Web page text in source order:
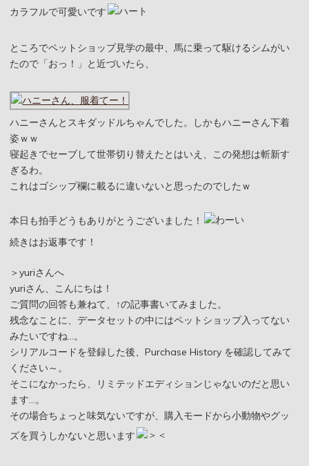
カラフルで可愛いです
ところでペットショップ見学の最中、馬に乗って駆けるシムがい
たので「おっ！」と近づいたら、
ハニーさんとスキダッドルちゃんでした。しかもハニーさん下着
姿ｗｗ
寝起きでセーブして世帯切り替えたとはいえ、この発想は斬新す
ぎるわ。
これはゴシップ欄に載るに違いないと思ったのでしたｗ
本日も拍手どうもありがとうございました！
続きはお返事です！
＞yuriさんへ
yuriさん、こんにちは！
ご質問の回答も兼ねて、↑の記事書いてみました。
残念なことに、データセットの中にはペットショップ入ってない
みたいですね…。
シリアルコードを登録した後、Purchase History を確認してみて
ください～。
そこになかったら、リミテッドエディションじゃないのだと思い
ます…。
その場合ちょっと味気ないですが、購入モードから小動物やグッ
ズを買うしかないと思います